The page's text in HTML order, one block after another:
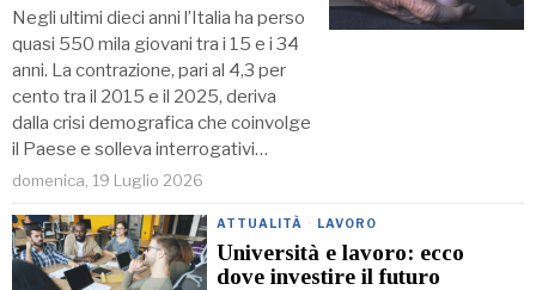
Negli ultimi dieci anni l’Italia ha perso
quasi 550 mila giovani tra i 15 e i 34
anni. La contrazione, pari al 4,3 per
cento tra il 2015 e il 2025, deriva
dalla crisi demografica che coinvolge
il Paese e solleva interrogativi…
domenica, 19 Luglio 2026
ATTUALITÀ · LAVORO
Università e lavoro: ecco
dove investire il futuro